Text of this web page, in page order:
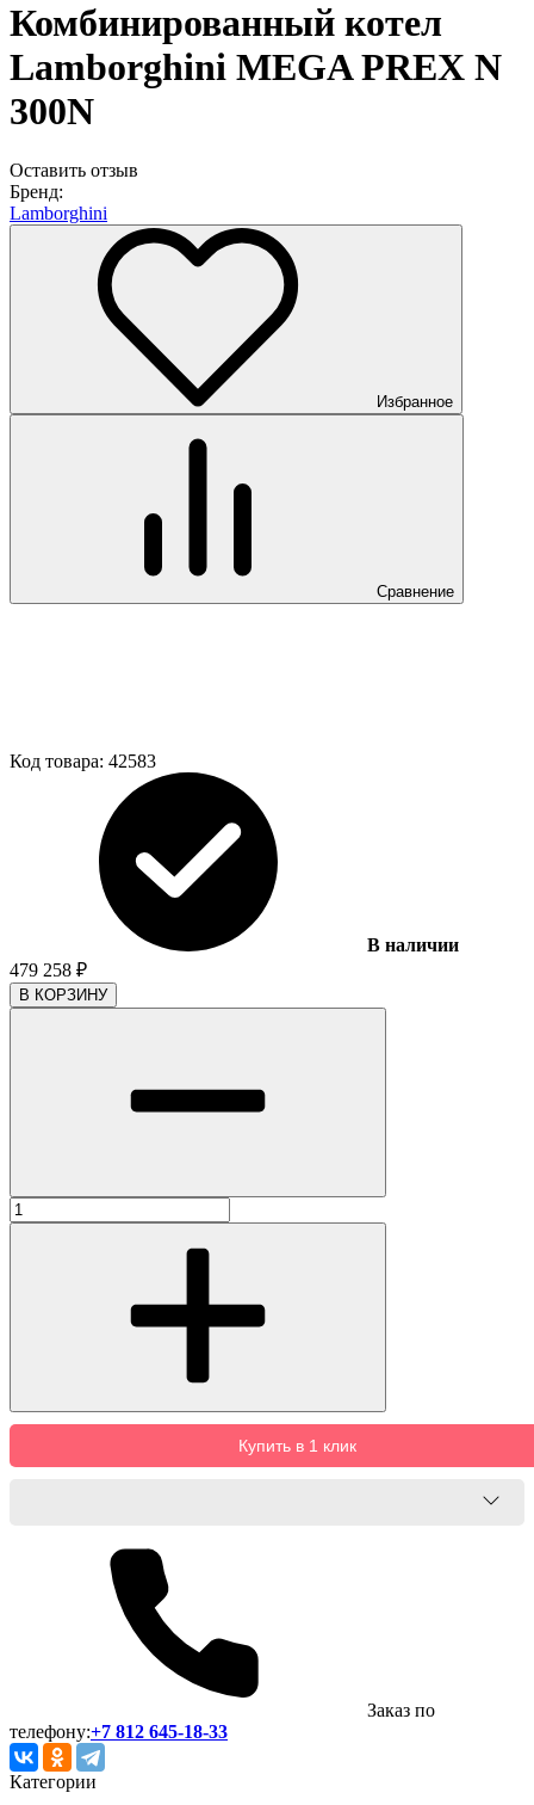
Комбинированный котел
Lamborghini MEGA PREX N
300N
Оставить отзыв
Бренд:
Lamborghini
Избранное
Сравнение
Код товара: 42583
В наличии
479 258 ₽
В КОРЗИНУ
Купить в 1 клик
Заказ по
телефону:+7 812 645-18-33
Категории